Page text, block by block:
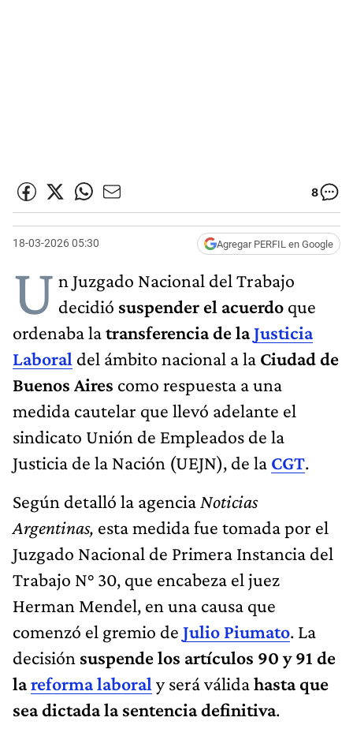
8
18-03-2026 05:30 Agregar PERFIL en Google
U n Juzgado Nacional del Trabajo
decidió suspender el acuerdo que
ordenaba latransferencia de laJusticia
Laboral del ámbito nacional a la Ciudad de
Buenos Aires como respuesta a una
medida cautelar que llevó adelante el
sindicato Unión de Empleados de la
Justicia de la Nación (UEJN), de la CGT.
Según detalló la agencia Noticias
Argentinas, esta medida fue tomada por el
Juzgado Nacional de Primera Instancia del
Trabajo N° 30, que encabeza el juez
Herman Mendel, en una causa que
comenzó el gremio de Julio Piumato. La
decisión suspende los artículos 90 y 91 de
lareforma laboral y será válidahasta que
sea dictada la sentencia definitiva.